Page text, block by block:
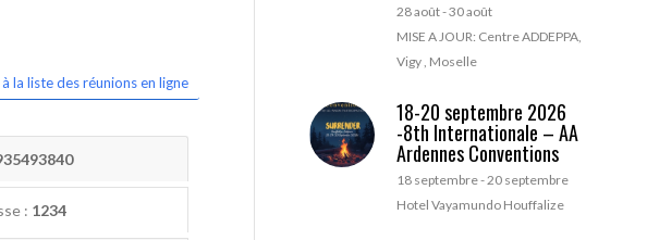
la liste des réunions en ligne
: 1234
28 août-30 août
MISE A JOUR: Centre ADDEPPA,
Vigy , Moselle
18-20 septembre 2026
-8th Internationale – AA
Ardennes Conventions
18 septembre-20 septembre
Hotel Vayamundo Houffalize